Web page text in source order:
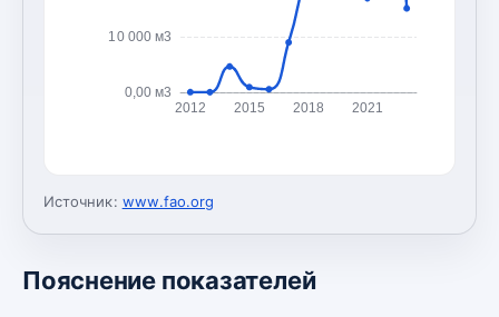
0,00 м3
10 000 м3
2012 2015 2018 2021
Источник: www.fao.org
Пояснение показателей